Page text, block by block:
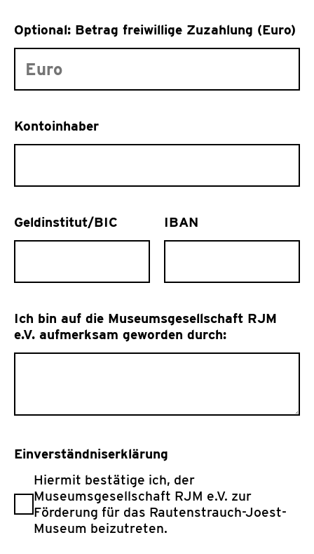
Optional: Betrag freiwillige Zuzahlung (Euro)
Kontoinhaber
Geldinstitut/BIC IBAN
Ich bin auf die Museumsgesellschaft RJM
e.V. aufmerksam geworden durch:
Einverständniserklärung
Hiermit bestätige ich, der
Museumsgesellschaft RJM e.V. zur
Förderung für das Rautenstrauch-Joest-
Museum beizutreten.